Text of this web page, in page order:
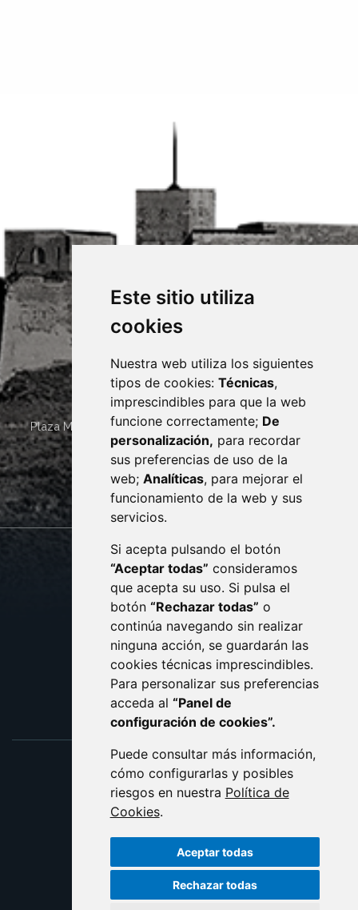
Este sitio utiliza
cookies
Nuestra web utiliza los siguientes
tipos de cookies: Técnicas,
imprescindibles para que la web
funcione correctamente; De
personalización, para recordar
sus preferencias de uso de la
web; Analíticas, para mejorar el
funcionamiento de la web y sus
servicios.
Si acepta pulsando el botón
“Aceptar todas” consideramos
que acepta su uso. Si pulsa el
botón “Rechazar todas” o
continúa navegando sin realizar
ninguna acción, se guardarán las
cookies técnicas imprescindibles.
Para personalizar sus preferencias
acceda al “Panel de
configuración de cookies”.
Puede consultar más información,
cómo configurarlas y posibles
riesgos en nuestra Política de
Cookies.
Aceptar todas
Rechazar todas
Plaza Mayor 4 22400 MONZÓN - ARAGÓN (ESPAÑA)
· (34) 974 400 700 ·
sac@monzon.es
monzon.es
CONTACTO
AVISO LEGAL
PROTECCIÓN DE DATOS
POLÍTICA DE COOKIES
ACCESIBILIDAD
ENLACE EXTERNO AL